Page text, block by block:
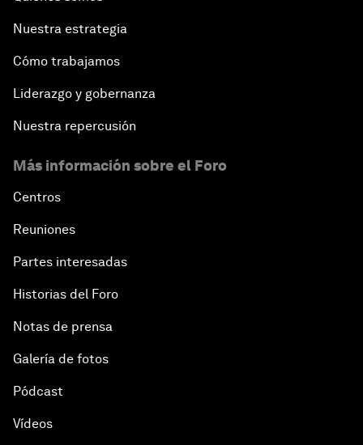
Nuestra estrategia
Cómo trabajamos
Liderazgo y gobernanza
Nuestra repercusión
Más información sobre el Foro
Centros
Reuniones
Partes interesadas
Historias del Foro
Notas de prensa
Galería de fotos
Pódcast
Vídeos